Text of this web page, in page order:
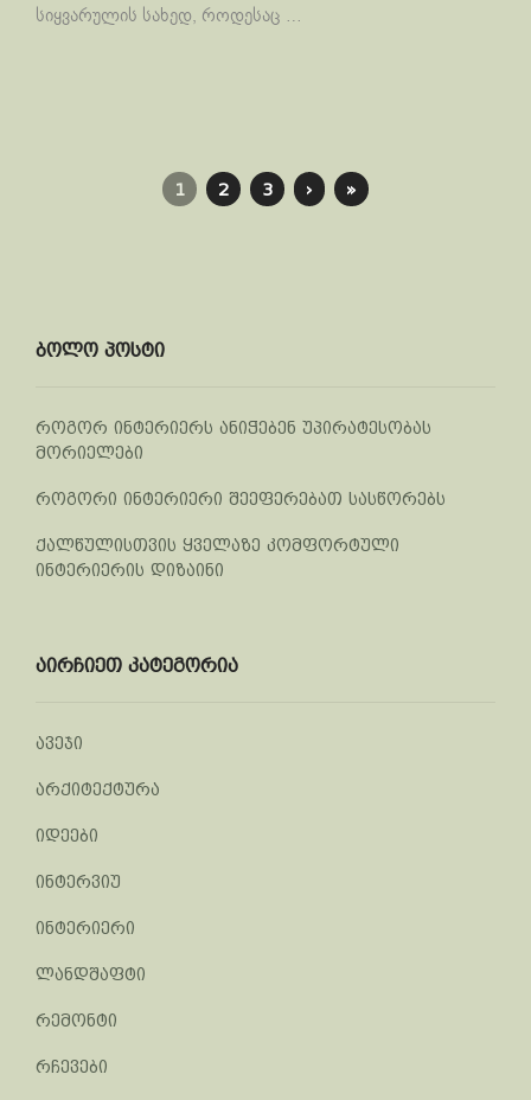
სიყვარულის სახედ, როდესაც …
1 2 3 › »
ბოლო პოსტი
როგორ ინტერიერს ანიჭებენ უპირატესობას
მორიელები
როგორი ინტერიერი შეეფერებათ სასწორებს
ქალწულისთვის ყველაზე კომფორტული
ინტერიერის დიზაინი
აირჩიეთ კატეგორია
ავეჯი
არქიტექტურა
იდეები
ინტერვიუ
ინტერიერი
ლანდშაფტი
რემონტი
რჩევები